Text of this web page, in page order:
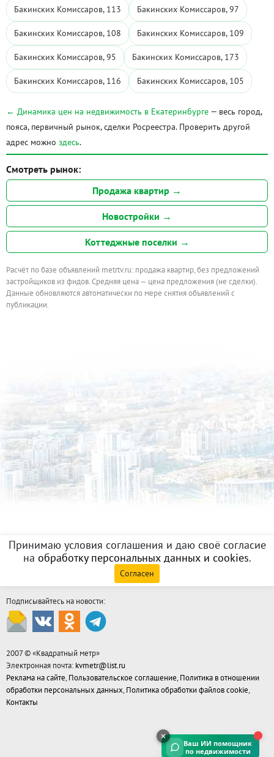
Бакинских Комиссаров, 113 Бакинских Комиссаров, 97
Бакинских Комиссаров, 108 Бакинских Комиссаров, 109
Бакинских Комиссаров, 95 Бакинских Комиссаров, 173
Бакинских Комиссаров, 116 Бакинских Комиссаров, 105
← Динамика цен на недвижимость в Екатеринбурге — весь город,
пояса, первичный рынок, сделки Росреестра. Проверить другой
адрес можно здесь.
Смотреть рынок:
Продажа квартир →
Новостройки →
Коттеджные поселки →
Расчёт по базе объявлений metrtv.ru: продажа квартир, без предложений
застройщиков из фидов. Средняя цена — цена предложения (не сделки).
Данные обновляются автоматически по мере снятия объявлений с
публикации.
Принимаю условия соглашения и даю своё согласие
на обработку персональных данных и cookies.
Согласен
Подписывайтесь на новости:
2007 © «Квадратный метр»
Электронная почта: kvmetr@list.ru
Реклама на сайте, Пользовательское соглашение, Политика в отношении
обработки персональных данных, Политика обработки файлов cookie,
Контакты
Ваш ИИ помощник
по недвижимости